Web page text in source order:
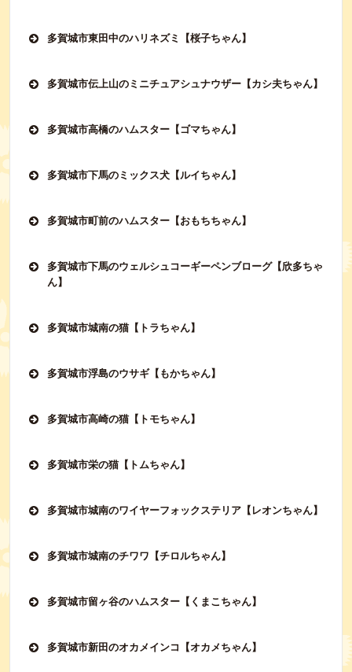
多賀城市東田中のハリネズミ【桜子ちゃん】
多賀城市伝上山のミニチュアシュナウザー【カシ夫ちゃん】
多賀城市高橋のハムスター【ゴマちゃん】
多賀城市下馬のミックス犬【ルイちゃん】
多賀城市町前のハムスター【おもちちゃん】
多賀城市下馬のウェルシュコーギーペンブローグ【欣多ちゃ
ん】
多賀城市城南の猫【トラちゃん】
多賀城市浮島のウサギ【もかちゃん】
多賀城市高崎の猫【トモちゃん】
多賀城市栄の猫【トムちゃん】
多賀城市城南のワイヤーフォックステリア【レオンちゃん】
多賀城市城南のチワワ【チロルちゃん】
多賀城市留ヶ谷のハムスター【くまこちゃん】
多賀城市新田のオカメインコ【オカメちゃん】